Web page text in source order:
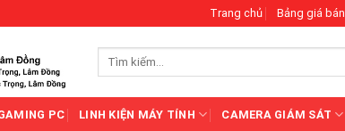
Trang chủ Bảng giá bán
Tìm
PC LINH KIỆN MÁY TÍNH CAMERA GIÁM SÁT